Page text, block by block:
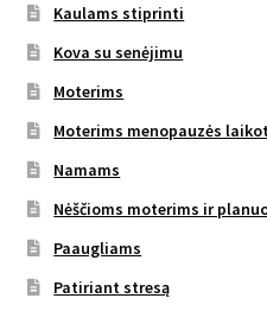
Kaulams stiprinti
Kova su senėjimu
Moterims
Moterims menopauzės
Namams
Nėščioms moterims ir
Paaugliams
Patiriant stresą